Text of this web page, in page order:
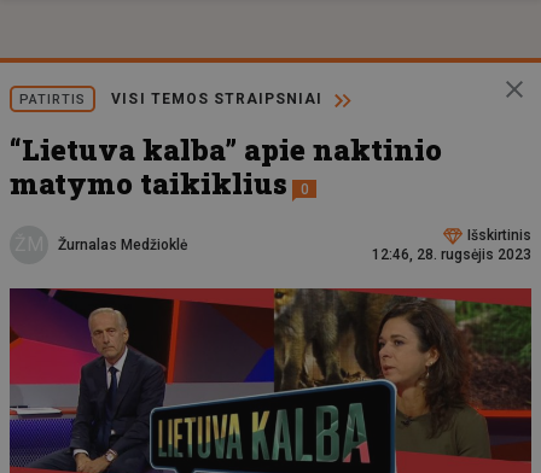
PATIRTIS VISI TEMOS STRAIPSNIAI
“Lietuva kalba” apie naktinio
matymo taikiklius
0
Žurnalas Medžioklė
Išskirtinis
12:46, 28. rugsėjis 2023